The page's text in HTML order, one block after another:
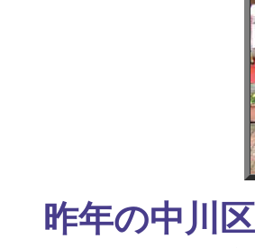
昨年の中川